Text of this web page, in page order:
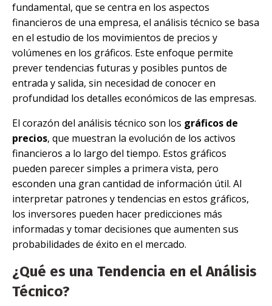
fundamental, que se centra en los aspectos
financieros de una empresa, el análisis técnico se basa
en el estudio de los movimientos de precios y
volúmenes en los gráficos. Este enfoque permite
prever tendencias futuras y posibles puntos de
entrada y salida, sin necesidad de conocer en
profundidad los detalles económicos de las empresas.
El corazón del análisis técnico son los gráficos de
precios, que muestran la evolución de los activos
financieros a lo largo del tiempo. Estos gráficos
pueden parecer simples a primera vista, pero
esconden una gran cantidad de información útil. Al
interpretar patrones y tendencias en estos gráficos,
los inversores pueden hacer predicciones más
informadas y tomar decisiones que aumenten sus
probabilidades de éxito en el mercado.
¿Qué es una Tendencia en el Análisis
Técnico?